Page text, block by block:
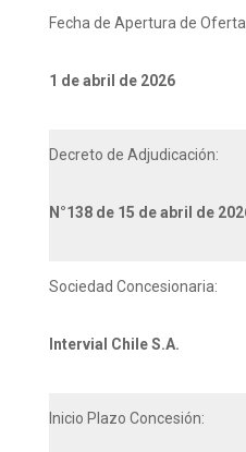
Fecha de Apertura de
1 de abril de 2026
Decreto de Adjudicación:
N°138 de 15 de abril de
Sociedad Concesionaria:
Intervial Chile S.A.
Inicio Plazo Concesión: